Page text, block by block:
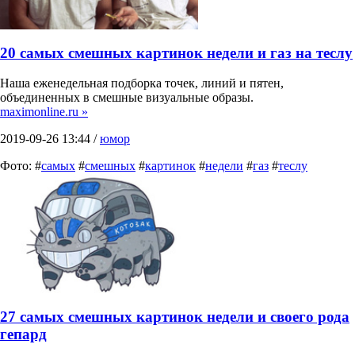
20 самых смешных картинок недели и газ на теслу
Наша еженедельная подборка точек, линий и пятен,
объединенных в смешные визуальные образы.
maximonline.ru »
2019-09-26 13:44 /юмор
Фото: #самых #смешных #картинок #недели #газ #теслу
27 самых смешных картинок недели и своего рода
гепард